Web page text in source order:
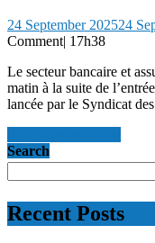
24 September 202524
Comment| 17h38
Le secteur bancaire et assurantiel du Togo est paralysé ce mercredi
matin à la suite de
lancée par le Syndicat
Search
Recent Posts